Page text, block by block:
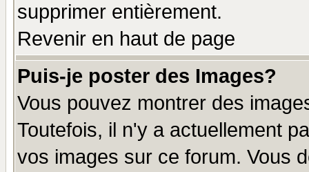
supprimer entièrement.
Revenir en haut de page
Puis-je poster des Images?
Vous pouvez montrer des
Toutefois, il n'y a actuellement
vos images sur ce forum. Vous